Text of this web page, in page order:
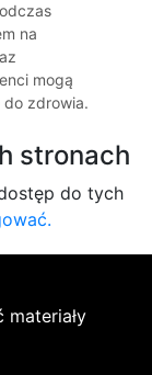
na
mogą
zdrowia.
stronach
do tych